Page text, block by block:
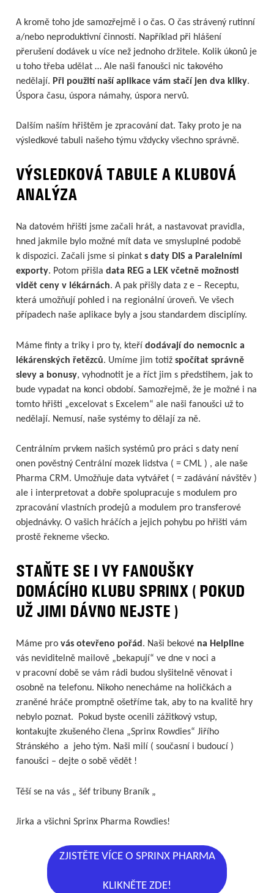
A kromě toho jde samozřejmě i o čas. O čas strávený rutinní
a/nebo neproduktivní činností. Například při hlášení
přerušení dodávek u více než jednoho držitele. Kolik úkonů je
u toho třeba udělat … Ale naši fanoušci nic takového
nedělají. Při použití naší aplikace vám stačí jen dva kliky.
Úspora času, úspora námahy, úspora nervů.
Dalším naším hřištěm je zpracování dat. Taky proto je na
výsledkové tabuli našeho týmu vždycky všechno správně.
VÝSLEDKOVÁ TABULE A KLUBOVÁ
ANALÝZA
Na datovém hřišti jsme začali hrát, a nastavovat pravidla,
hned jakmile bylo možné mít data ve smysluplné podobě
k dispozici. Začali jsme si pinkat s daty DIS a Paralelními
exporty. Potom přišla data REG a LEK včetně možnosti
vidět ceny v lékárnách. A pak přišly data z e – Receptu,
která umožňují pohled i na regionální úroveň. Ve všech
případech naše aplikace byly a jsou standardem disciplíny.
Máme finty a triky i pro ty, kteří dodávají do nemocnic a
lékárenských řetězců. Umíme jim totiž spočítat správně
slevy a bonusy, vyhodnotit je a říct jim s předstihem, jak to
bude vypadat na konci období. Samozřejmě, že je možné i na
tomto hřišti „excelovat s Excelem“ ale naši fanoušci už to
nedělají. Nemusí, naše systémy to dělají za ně.
Centrálním prvkem našich systémů pro práci s daty není
onen pověstný Centrální mozek lidstva ( = CML ) , ale naše
Pharma CRM. Umožňuje data vytvářet ( = zadávání návštěv )
ale i interpretovat a dobře spolupracuje s modulem pro
zpracování vlastních prodejů a modulem pro transferové
objednávky. O vašich hráčích a jejich pohybu po hřišti vám
prostě řekneme všecko.
STAŇTE SE I VY FANOUŠKY
DOMÁCÍHO KLUBU SPRINX ( POKUD
UŽ JIMI DÁVNO NEJSTE )
Máme pro vás otevřeno pořád . Naši bekové na Helpline
vás neviditelně mailově „bekapují“ ve dne v noci a
v pracovní době se vám rádi budou slyšitelně věnovat i
osobně na telefonu. Nikoho nenecháme na holičkách a
zraněné hráče promptně ošetříme tak, aby to na kvalitě hry
nebylo poznat. Pokud byste ocenili zážitkový vstup,
kontakujte zkušeného člena „Sprinx Rowdies“ Jiřího
Stránského a jeho tým. Naši milí ( současní i budoucí )
fanoušci – dejte o sobě vědět !
Těší se na vás „ šéf tribuny Braník „
Jirka a všichni Sprinx Pharma Rowdies!
ZJISTĚTE VÍCE O SPRINX PHARMA
KLIKNĚTE ZDE!